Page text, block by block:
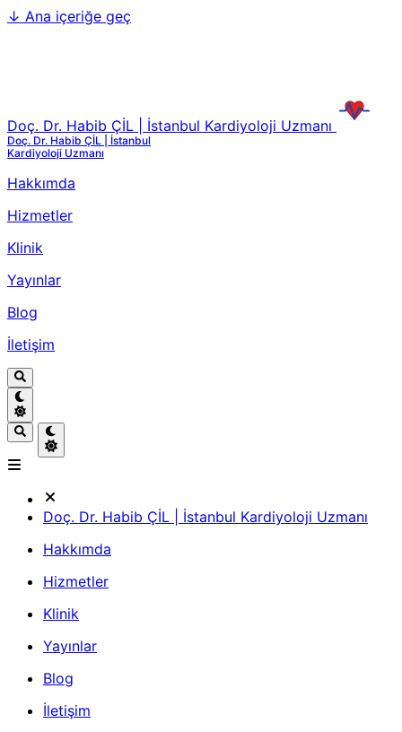
↓ Ana içeriğe geç
Doç. Dr. Habib ÇİL | İstanbul Kardiyoloji Uzmanı
Doç. Dr. Habib ÇİL | İstanbul
Kardiyoloji Uzmanı
Hakkımda
Hizmetler
Klinik
Yayınlar
Blog
İletişim
Doç. Dr. Habib ÇİL | İstanbul Kardiyoloji Uzmanı
Hakkımda
Hizmetler
Klinik
Yayınlar
Blog
İletişim